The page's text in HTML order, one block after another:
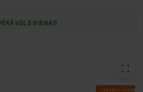
VĒL 3 DIENAS
VA­SA­RAS IZ­SKA­ŅA